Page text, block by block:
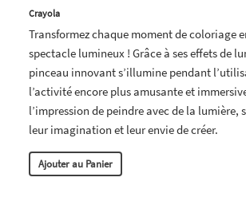
Crayola
Transformez chaque moment de coloriage
spectacle lumineux ! Grâce à ses effets de
pinceau innovant s’illumine pendant
l’activité encore plus amusante et
l’impression de peindre avec de la lumière,
leur imagination et leur envie de créer.
Ajouter au Panier